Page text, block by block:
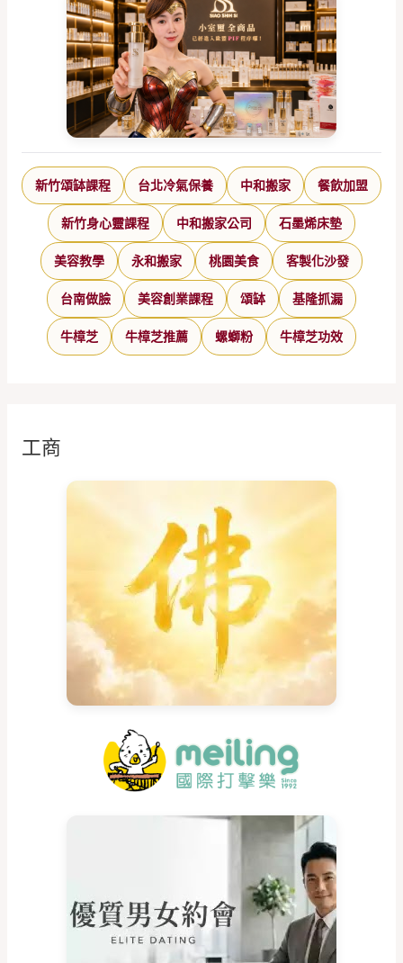
新竹頌缽課程 台北冷氣保養 中和搬家 餐飲加盟
新竹身心靈課程 中和搬家公司 石墨烯床墊
美容教學 永和搬家 桃園美食 客製化沙發
台南做臉 美容創業課程 頌缽 基隆抓漏
牛樟芝 牛樟芝推薦 螺螄粉 牛樟芝功效
工商